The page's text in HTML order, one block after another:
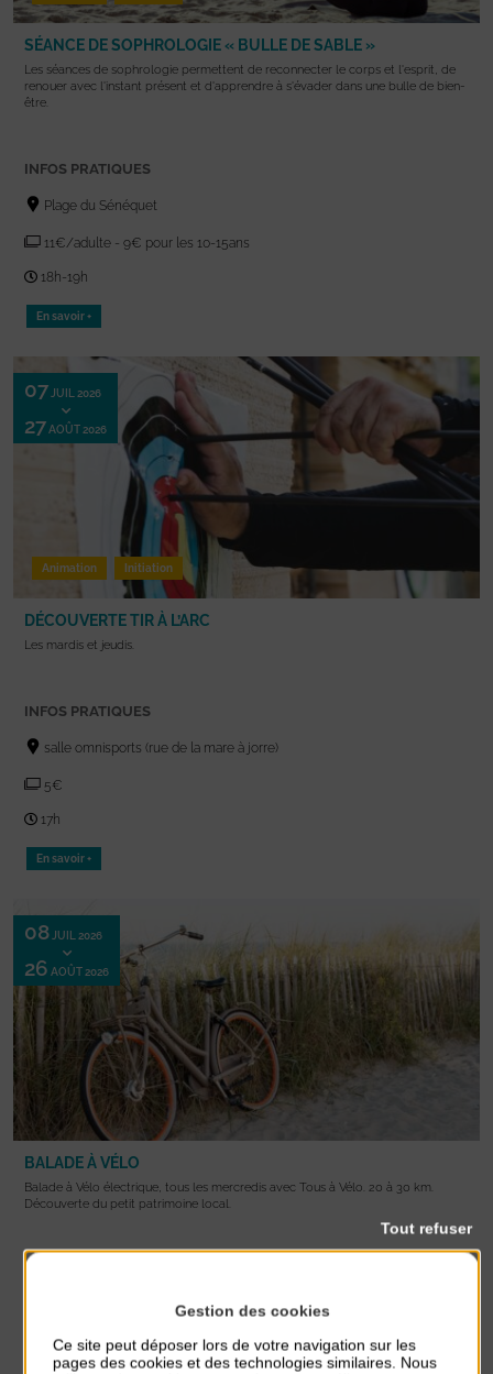
SÉANCE DE SOPHROLOGIE « BULLE DE SABLE »
Les séances de sophrologie permettent de reconnecter le corps et l'esprit, de
renouer avec l'instant présent et d'apprendre à s'évader dans une bulle de bien-
être.
INFOS PRATIQUES
Plage du Sénéquet
11€/adulte - 9€ pour les 10-15ans
18h-19h
En savoir +
07 JUIL 2026
27 AOÛT 2026
Animation Initiation
DÉCOUVERTE TIR À L’ARC
Les mardis et jeudis.
INFOS PRATIQUES
salle omnisports (rue de la mare à jorre)
5€
17h
En savoir +
08 JUIL 2026
26 AOÛT 2026
BALADE À VÉLO
Balade à Vélo électrique, tous les mercredis avec Tous à Vélo. 20 à 30 km.
Découverte du petit patrimoine local.
Boulevard Louis Lebel Jehenne (en face parking super U)
55€ | 25€ (8-14 ans ou avec son vélo)
Gestion des cookies
Ce site peut déposer lors de votre navigation sur les
pages des cookies et des technologies similaires. Nous
Tout refuser